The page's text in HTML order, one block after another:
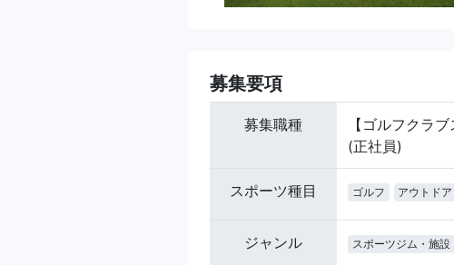
募集要項
募集職種
【ゴルフクラ
(正社員)
スポーツ種目 ゴルフ アウトド
ジャンル スポーツジム・施設